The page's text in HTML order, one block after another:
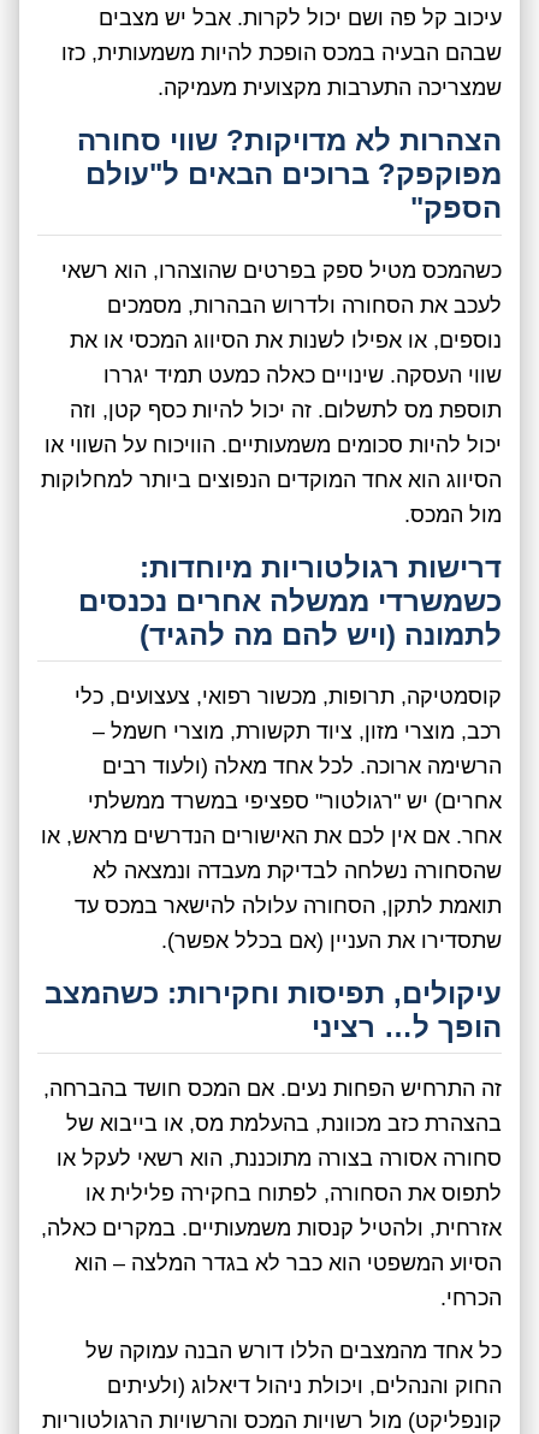
עיכוב קל פה ושם יכול לקרות. אבל יש מצבים
שבהם הבעיה במכס הופכת להיות משמעותית, כזו
שמצריכה התערבות מקצועית מעמיקה.
הצהרות לא מדויקות? שווי סחורה
מפוקפק? ברוכים הבאים ל"עולם
הספק"
כשהמכס מטיל ספק בפרטים שהוצהרו, הוא רשאי
לעכב את הסחורה ולדרוש הבהרות, מסמכים
נוספים, או אפילו לשנות את הסיווג המכסי או את
שווי העסקה. שינויים כאלה כמעט תמיד יגררו
תוספת מס לתשלום. זה יכול להיות כסף קטן, וזה
יכול להיות סכומים משמעותיים. הוויכוח על השווי או
הסיווג הוא אחד המוקדים הנפוצים ביותר למחלוקות
מול המכס.
דרישות רגולטוריות מיוחדות:
כשמשרדי ממשלה אחרים נכנסים
לתמונה (ויש להם מה להגיד)
קוסמטיקה, תרופות, מכשור רפואי, צעצועים, כלי
רכב, מוצרי מזון, ציוד תקשורת, מוצרי חשמל –
הרשימה ארוכה. לכל אחד מאלה (ולעוד רבים
אחרים) יש "רגולטור" ספציפי במשרד ממשלתי
אחר. אם אין לכם את האישורים הנדרשים מראש, או
שהסחורה נשלחה לבדיקת מעבדה ונמצאה לא
תואמת לתקן, הסחורה עלולה להישאר במכס עד
שתסדירו את העניין (אם בכלל אפשר).
עיקולים, תפיסות וחקירות: כשהמצב
הופך ל… רציני
זה התרחיש הפחות נעים. אם המכס חושד בהברחה,
בהצהרת כזב מכוונת, בהעלמת מס, או בייבוא של
סחורה אסורה בצורה מתוכננת, הוא רשאי לעקל או
לתפוס את הסחורה, לפתוח בחקירה פלילית או
אזרחית, ולהטיל קנסות משמעותיים. במקרים כאלה,
הסיוע המשפטי הוא כבר לא בגדר המלצה – הוא
הכרחי.
כל אחד מהמצבים הללו דורש הבנה עמוקה של
החוק והנהלים, ויכולת ניהול דיאלוג (ולעיתים
קונפליקט) מול רשויות המכס והרשויות הרגולטוריות